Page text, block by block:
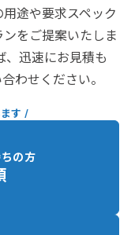
途や要求スペック
をご提案いたしま
、迅速にお見積も
わせください。
す /
の方